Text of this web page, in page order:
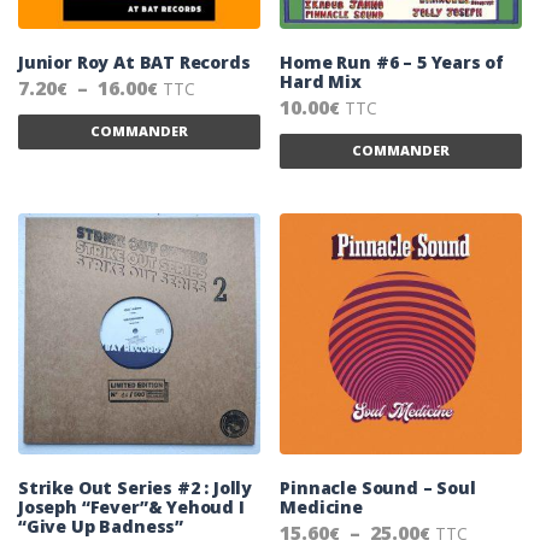
Junior Roy At BAT Records
7.20€ – 16.00€ Plage de prix : 7.20€ à 16.00€
TTC
COMMANDER
Ce produit a plusieurs variations. Les
Home Run #6 – 5 Years of
Hard Mix
10.00€ TTC
COMMANDER
Strike Out Series #2 : Jolly
Joseph “Fever”& Yehoud I
“Give Up Badness”
Pinnacle Sound – Soul
Medicine
15.60€ – 25.00€ Plage de
TTC